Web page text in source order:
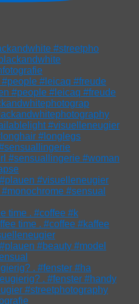
#streetpho
#leicaq #freude
time . #coffee #k
. #fenster #ha